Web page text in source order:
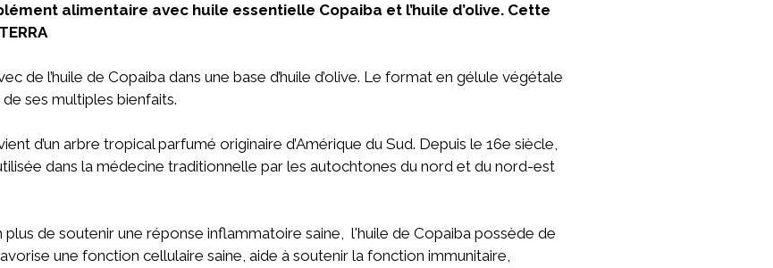
alimentaire avec huile essentielle Copaiba et l’huile d’olive. Cette
de l’huile de Copaiba dans une base d’huile d’olive. Le format en gélule végétale
ses multiples bienfaits.
d’un arbre tropical parfumé originaire d’Amérique du Sud. Depuis le 16e siècle,
dans la médecine traditionnelle par les autochtones du nord et du nord-est
de soutenir une réponse inflammatoire saine, l'huile de Copaiba possède de
une fonction cellulaire saine, aide à soutenir la fonction immunitaire,